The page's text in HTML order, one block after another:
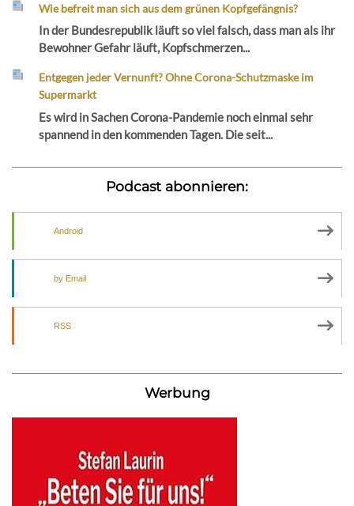
Wie befreit man sich aus dem grünen Kopfgefängnis?
In der Bundesrepublik läuft so viel falsch, dass man als ihr
Bewohner Gefahr läuft, Kopfschmerzen...
Entgegen jeder Vernunft? Ohne Corona-Schutzmaske im
Supermarkt
Es wird in Sachen Corona-Pandemie noch einmal sehr
spannend in den kommenden Tagen. Die seit...
Podcast abonnieren:
Android
by Email
RSS
Werbung